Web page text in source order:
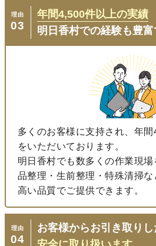
理由
03
年間4,500件以上の実績
明日香村での経験も豊富
多くのお客様に支持され、年
をいただいております。
明日香村でも数多くの作業現
品整理・生前整理・特殊清掃
高い品質でご提供できます。
理由
04
お客様からお引き取り